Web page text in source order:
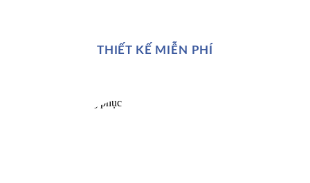
THIẾT KẾ MIỄN PHÍ